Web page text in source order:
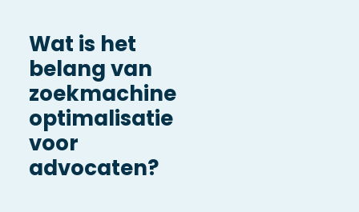
Wat is het
belang van
zoekmachine
optimalisatie
voor
advocaten?